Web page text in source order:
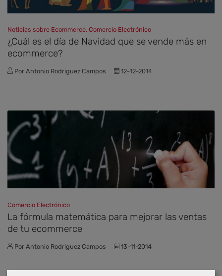
Noticias sobre Ecommerce, Comercio Electrónico
¿Cuál es el día de Navidad que se vende más en
ecommerce?
Por Antonio Rodriguez Campos 12-12-2014
Comercio Electrónico
La fórmula matemática para mejorar las ventas
de tu ecommerce
Por Antonio Rodriguez Campos 13-11-2014